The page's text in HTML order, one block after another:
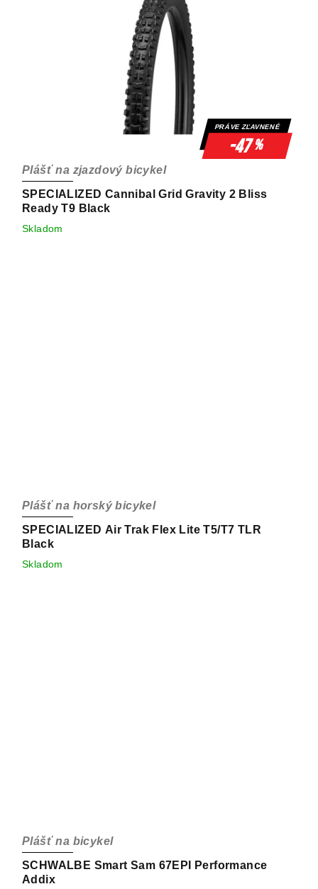
PRÁVE ZĽAVNENÉ
-47%
SPECIALIZED Cannibal Grid Gravity 2 Bliss
Ready T9 Black
Plášť na zjazdový bicykel
Skladom
SPECIALIZED Air Trak Flex Lite T5/T7 TLR
Black
Plášť na horský bicykel
Skladom
SCHWALBE Smart Sam 67EPI Performance
Addix
Plášť na bicykel